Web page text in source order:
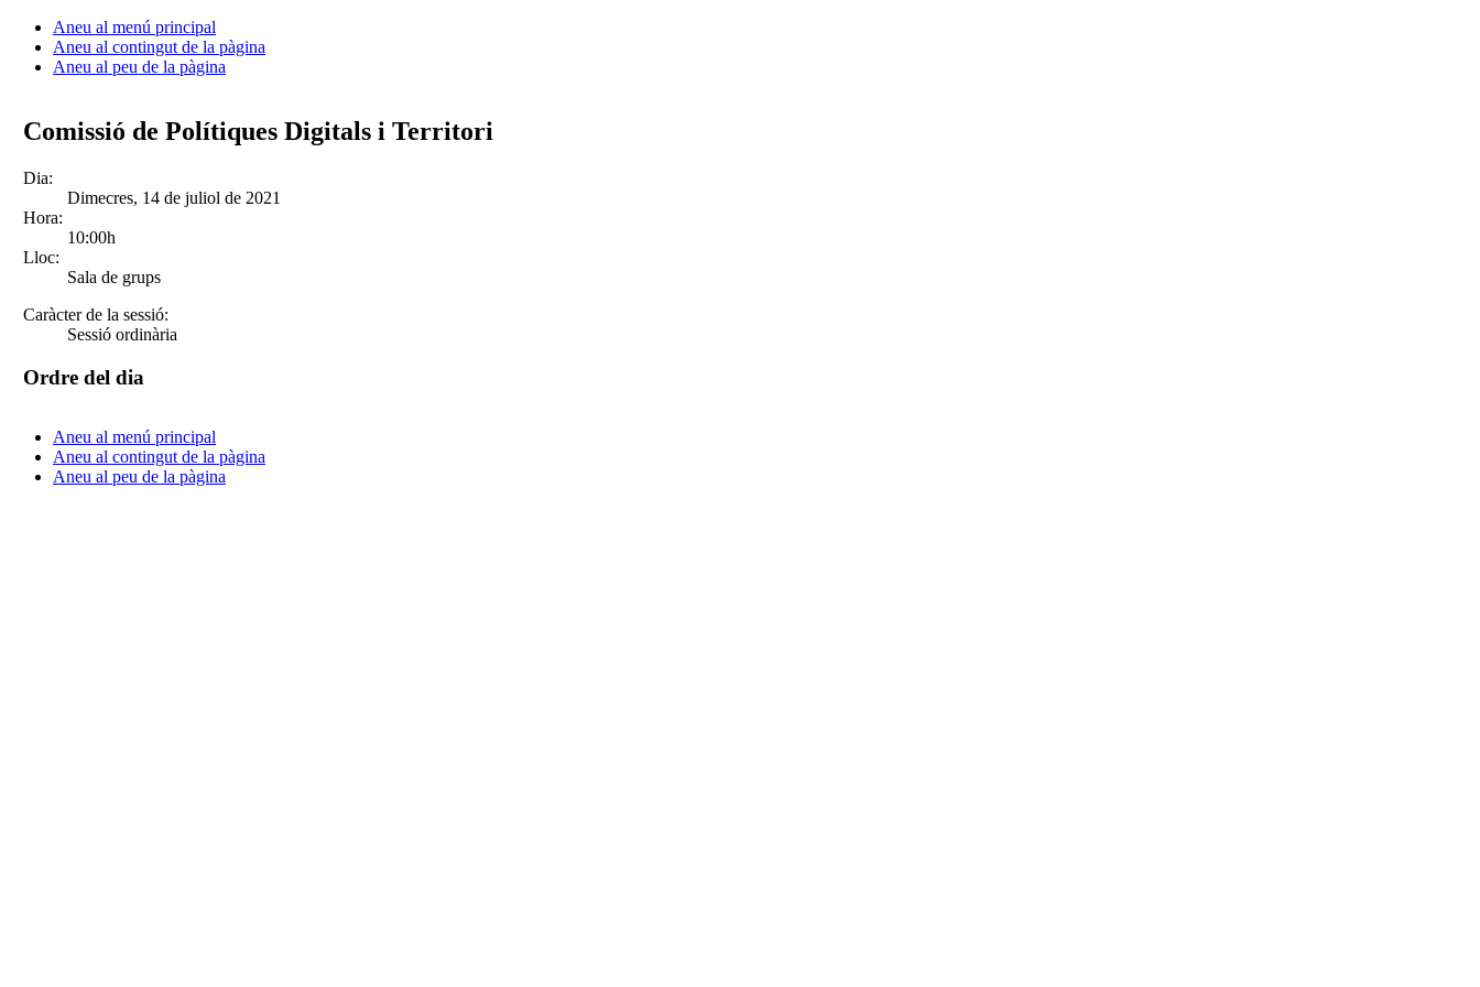
Aneu al menú principal
Aneu al contingut de la pàgina
Aneu al peu de la pàgina
Comissió de Polítiques Digitals i Territori
Dia:
Dimecres, 14 de juliol de 2021
Hora:
10:00h
Lloc:
Sala de grups
Caràcter de la sessió:
Sessió ordinària
Ordre del dia
Aneu al menú principal
Aneu al contingut de la pàgina
Aneu al peu de la pàgina